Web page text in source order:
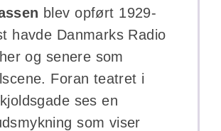
blev opført 1929-
havde Danmarks Radio
og senere som
Foran teatret i
ses en
som viser